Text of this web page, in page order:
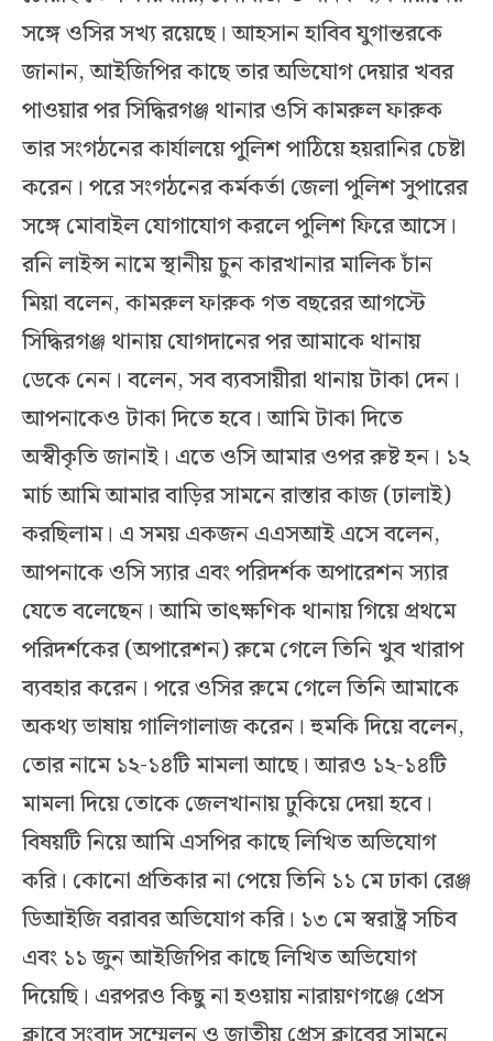
সঙ্গে ওসির সখ্য রয়েছে। আহসান হাবিব যুগান্তরকে
জানান, আইজিপির কাছে তার অভিযোগ দেয়ার খবর
পাওয়ার পর সিদ্ধিরগঞ্জ থানার ওসি কামরুল ফারুক
তার সংগঠনের কার্যালয়ে পুলিশ পাঠিয়ে হয়রানির চেষ্টা
করেন। পরে সংগঠনের কর্মকর্তা জেলা পুলিশ সুপারের
সঙ্গে মোবাইল যোগাযোগ করলে পুলিশ ফিরে আসে।
রনি লাইন্স নামে স্থানীয় চুন কারখানার মালিক চাঁন
মিয়া বলেন, কামরুল ফারুক গত বছরের আগস্টে
সিদ্ধিরগঞ্জ থানায় যোগদানের পর আমাকে থানায়
ডেকে নেন। বলেন, সব ব্যবসায়ীরা থানায় টাকা দেন।
আপনাকেও টাকা দিতে হবে। আমি টাকা দিতে
অস্বীকৃতি জানাই। এতে ওসি আমার ওপর রুষ্ট হন। ১২
মার্চ আমি আমার বাড়ির সামনে রাস্তার কাজ (ঢালাই)
করছিলাম। এ সময় একজন এএসআই এসে বলেন,
আপনাকে ওসি স্যার এবং পরিদর্শক অপারেশন স্যার
যেতে বলেছেন। আমি তাৎক্ষণিক থানায় গিয়ে প্রথমে
পরিদর্শকের (অপারেশন) রুমে গেলে তিনি খুব খারাপ
ব্যবহার করেন। পরে ওসির রুমে গেলে তিনি আমাকে
অকথ্য ভাষায় গালিগালাজ করেন। হুমকি দিয়ে বলেন,
তোর নামে ১২-১৪টি মামলা আছে। আরও ১২-১৪টি
মামলা দিয়ে তোকে জেলখানায় ঢুকিয়ে দেয়া হবে।
বিষয়টি নিয়ে আমি এসপির কাছে লিখিত অভিযোগ
করি। কোনো প্রতিকার না পেয়ে তিনি ১১ মে ঢাকা রেঞ্জ
ডিআইজি বরাবর অভিযোগ করি। ১৩ মে স্বরাষ্ট্র সচিব
এবং ১১ জুন আইজিপির কাছে লিখিত অভিযোগ
দিয়েছি। এরপরও কিছু না হওয়ায় নারায়ণগঞ্জে প্রেস